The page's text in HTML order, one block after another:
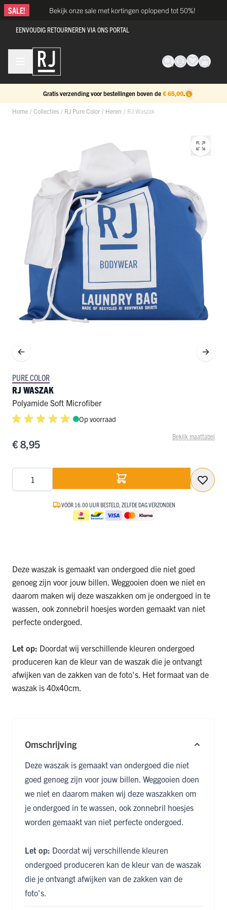
Ga naar de inhoud
SALE! Bekijk onze sale met kortingen oplopend tot 50%!
EENVOUDIG RETOURNEREN VIA ONS PORTAL
Gratis verzending voor bestellingen boven de € 65,00.
Home / Collecties / RJ Pure Color / Heren / RJ Waszak
PURE COLOR
RJ WASZAK
Polyamide Soft Microfiber
Op voorraad
Bekijk maattabel
€ 8,95
VÓÓR 16.00 UUR BESTELD, ZELFDE DAG VERZONDEN
Deze waszak is gemaakt van ondergoed die niet goed
genoeg zijn voor jouw billen. Weggooien doen we niet en
daarom maken wij deze waszakken om je ondergoed in te
wassen, ook zonnebril hoesjes worden gemaakt van niet
perfecte ondergoed.
Let op: Doordat wij verschillende kleuren ondergoed
produceren kan de kleur van de waszak die je ontvangt
afwijken van de zakken van de foto's. Het formaat van de
waszak is 40x40cm.
Omschrijving
Deze waszak is gemaakt van ondergoed die niet
goed genoeg zijn voor jouw billen. Weggooien doen
we niet en daarom maken wij deze waszakken om
je ondergoed in te wassen, ook zonnebril hoesjes
worden gemaakt van niet perfecte ondergoed.
Let op: Doordat wij verschillende kleuren
ondergoed produceren kan de kleur van de waszak
die je ontvangt afwijken van de zakken van de
foto's.